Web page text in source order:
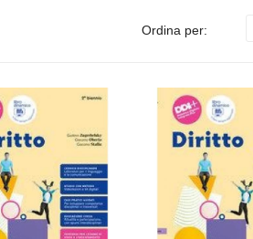
Ordina per: